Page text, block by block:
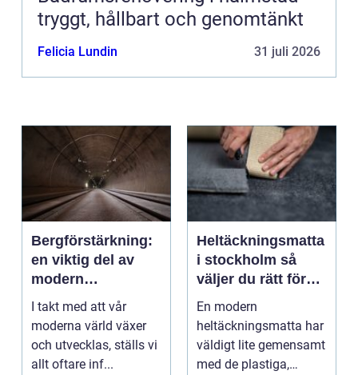
tryggt, hållbart och genomtänkt
Felicia Lundin 31 juli 2026
Bergförstärkning:
en viktig del av
modern
infrastruktur
I takt med att vår
moderna värld växer
och utvecklas, ställs vi
allt oftare inf...
Heltäckningsmatta
i stockholm så
väljer du rätt för
hem och kontor
En modern
heltäckningsmatta har
väldigt lite gemensamt
med de plastiga,